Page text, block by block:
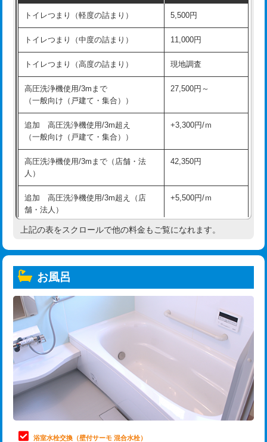
トイレつまり（軽度の詰まり） 5,500円
トイレつまり（中度の詰まり） 11,000円
トイレつまり（高度の詰まり） 現地調査
高圧洗浄機使用/3mまで
（一般向け（戸建て・集合））
27,500円～
追加 高圧洗浄機使用/3m超え
（一般向け（戸建て・集合））
+3,300円/ｍ
高圧洗浄機使用/3mまで（店舗・法
人）
42,350円
追加 高圧洗浄機使用/3m超え（店
舗・法人）
+5,500円/ｍ
高度高圧洗浄換 現地調査
トーラー機使用/3mまで
追加トーラー機使用/3m超え
カメラ調査 33,000円
桝清掃 8,800円
止水・漏水調査・防水処理・清掃・修
理・調整・分解・加工など（軽作業）
止水・漏水調査・防水処理・清掃・修
理・調整・分解・加工など（中作業）
22,000円
上記の表をスクロールで他の料金もご覧になれます。
お風呂
浴室水栓交換（壁付サーモ 混合水栓）